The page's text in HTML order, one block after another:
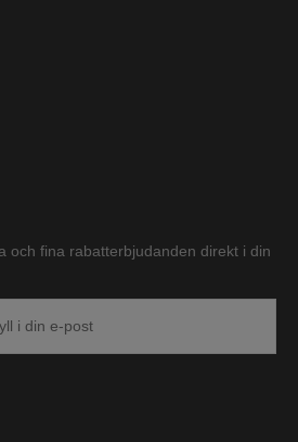
och fina rabatterbjudanden direkt i din